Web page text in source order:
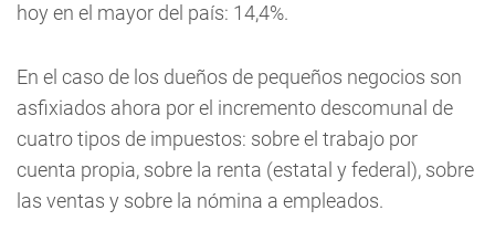
hoy en el mayor del país: 14,4%.
En el caso de los dueños de pequeños negocios son
asfixiados ahora por el incremento descomunal de
cuatro tipos de impuestos: sobre el trabajo por
cuenta propia, sobre la renta (estatal y federal), sobre
las ventas y sobre la nómina a empleados.